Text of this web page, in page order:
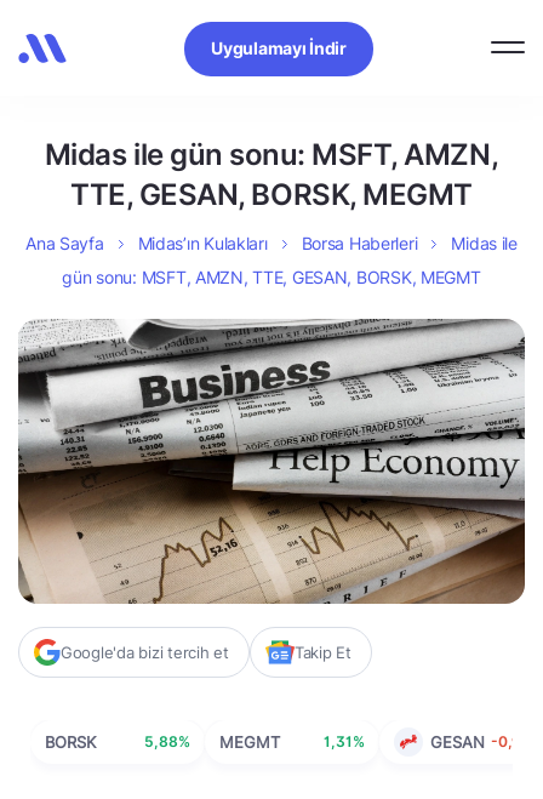
Uygulamayı İndir
Midas ile gün sonu: MSFT, AMZN,
TTE, GESAN, BORSK, MEGMT
Ana Sayfa Midas’ın Kulakları Borsa Haberleri
Midas ile
gün sonu: MSFT, AMZN, TTE, GESAN, BORSK, MEGMT
Google'da bizi tercih et Takip Et
BORSK 5,88% MEGMT 1,31% GESAN -0,91%